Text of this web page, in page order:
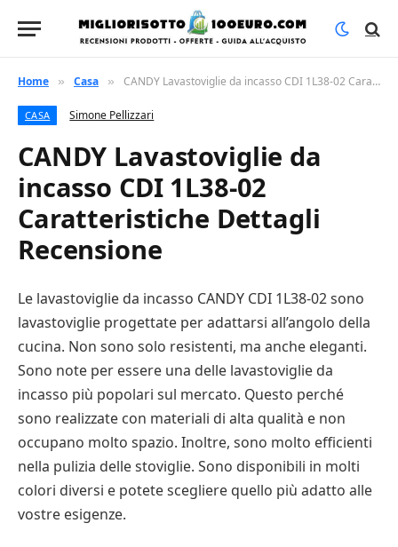
Home » Casa » CANDY Lavastoviglie da incasso CDI 1L38-02 Caratteristiche Dettagli Recensione
CASA Simone Pellizzari
CANDY Lavastoviglie da
incasso CDI 1L38-02
Caratteristiche Dettagli
Recensione
Le lavastoviglie da incasso CANDY CDI 1L38-02 sono
lavastoviglie progettate per adattarsi all’angolo della
cucina. Non sono solo resistenti, ma anche eleganti.
Sono note per essere una delle lavastoviglie da
incasso più popolari sul mercato. Questo perché
sono realizzate con materiali di alta qualità e non
occupano molto spazio. Inoltre, sono molto efficienti
nella pulizia delle stoviglie. Sono disponibili in molti
colori diversi e potete scegliere quello più adatto alle
vostre esigenze.